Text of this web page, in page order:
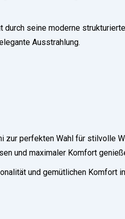
seine moderne
Ausstrahlung.
zur perfekten Wahl für stilvolle
und maximaler Komfort
und gemütlichen Komfort